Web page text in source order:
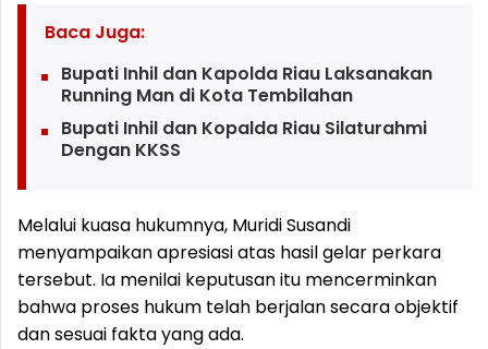
Baca Juga:
Bupati Inhil dan Kapolda Riau Laksanakan
Running Man di Kota Tembilahan
Bupati Inhil dan Kopalda Riau Silaturahmi
Dengan KKSS
Melalui kuasa hukumnya, Muridi Susandi
menyampaikan apresiasi atas hasil gelar perkara
tersebut. Ia menilai keputusan itu mencerminkan
bahwa proses hukum telah berjalan secara objektif
dan sesuai fakta yang ada.